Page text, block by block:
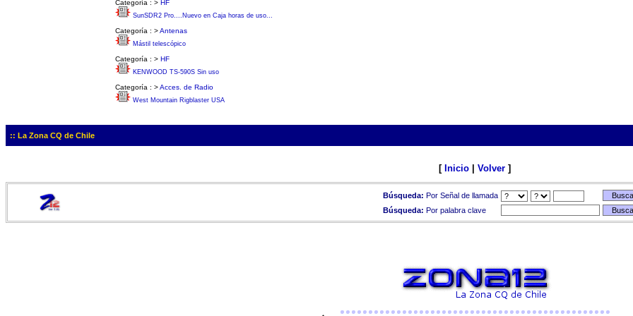
Categoría : > HF
SunSDR2 Pro....Nuevo en Caja horas de uso...
Categoría : >Antenas
Mástil telescópico
Categoría : > HF
KENWOOD TS-590S Sin uso
Categoría : >Acces. de Radio
West Mountain Rigblaster USA
:: La Zona CQ de Chile
[ Inicio Volver ]
Búsqueda: Por Señal de llamada
Búsqueda: Por palabra clave